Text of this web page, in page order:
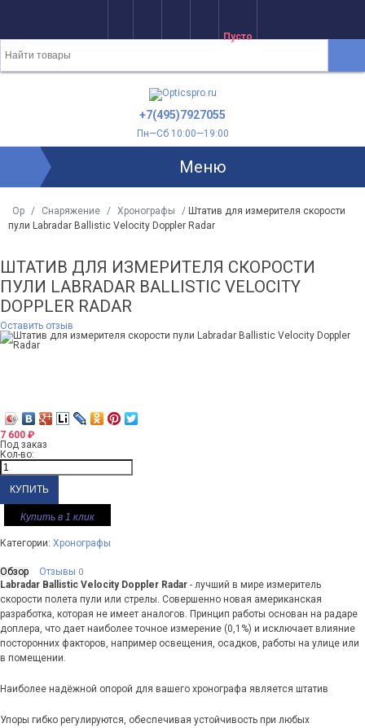
Пусто
+7(495)7927055
Пн—Сб 10:00—19:00
Меню
Op / Снаряжение / Хронографы / Штатив для измерителя скорости
пули Labradar Ballistic Velocity Doppler Radar
ШТАТИВ ДЛЯ ИЗМЕРИТЕЛЯ СКОРОСТИ
ПУЛИ LABRADAR BALLISTIC VELOCITY
DOPPLER RADAR
Оставить отзыв
7 600 ₽
Под заказ
Кол-во:
Купить в 1 клик
Категории: Хронографы
Обзор Отзывы 0
Labradar Ballistic Velocity Doppler Radar - лучший в мире измеритель
скорости полета пули или стрелы. Совершенно новая американская
разработка, которая не имеет аналогов. Принцип работы основан на радаре
доплера, что дает наиболее точное измерение (0,1%) и исключает влияние
посторонних факторов, например освещения, осадков, работы на улице или
в помещении.
Наиболее надёжной опорой для вашего хронографа является штатив
Упоры гибко регулируются, обеспечивая устойчивость при любых